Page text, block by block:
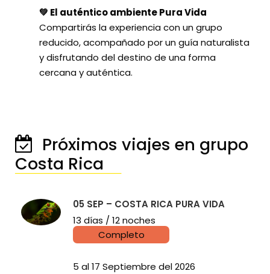
💚 El auténtico ambiente Pura Vida
Compartirás la experiencia con un grupo
reducido, acompañado por un guía naturalista
y disfrutando del destino de una forma
cercana y auténtica.
Próximos viajes en grupo
Costa Rica
────────────────
05 SEP – COSTA RICA PURA VIDA
13 días / 12 noches
Completo
5 al 17 Septiembre del 2026